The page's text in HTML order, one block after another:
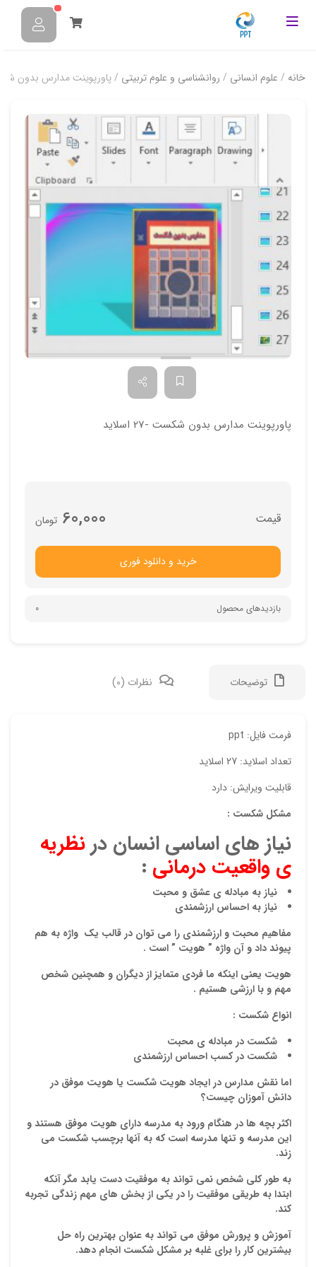
خانه / علوم انسانی / روانشناسی و علوم تربیتی / پاورپوینت مدارس بدون شکست -27
پاورپوینت مدارس بدون شکست -27 اسلاید
تومان 60,000
خرید و دانلود فوری
بازدیدهای محصول 0
توضیحات نظرات (0)
فرمت فایل: ppt
تعداد اسلاید: 27 اسلاید
قابلیت ویرایش: دارد
مشکل شکست :
نیاز های اساسی انسان در نظریه
ی واقعیت درمانی :
نیاز به مبادله ی عشق و محبت
نیاز به احساس ارزشمندی
مفاهیم محبت و ارزشمندی را می توان در قالب یک واژه به هم
پیوند داد و آن واژه ” هویت ”است .
هویت یعنی اینکه ما فردی متمایز از دیگران و همچنین شخص
مهم و با ارزشی هستیم .
انواع شکست :
شکست در مبادله ی محبت
شکست در کسب احساس ارزشمندی
اما نقش مدارس در ایجاد هویت شکست یا هویت موفق در
دانش آموزان چیست؟
اکثر بچه ها در هنگام ورود به مدرسه دارای هویت موفق هستند و
این مدرسه و تنها مدرسه است که به آنها برچسب شکست می
زند.
به طور کلی شخص نمی تواند به موفقیت دست یابد مگر آنکه
ابتدا به طریقی موفقیت را در یکی از بخش های مهم زندگی تجربه
کند.
آموزش و پرورش موفق می تواند به عنوان بهترین راه حل
بیشترین کار را برای غلبه بر مشکل شکست انجام دهد.